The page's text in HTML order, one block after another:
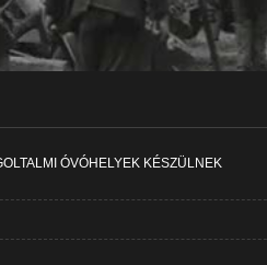
ÓVÓHELYEK KÉSZÜLNEK